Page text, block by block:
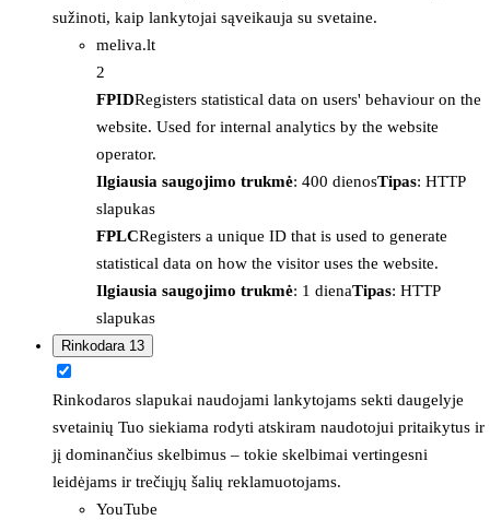
sužinoti, kaip lankytojai sąveikauja su svetaine.
meliva.lt
2
FPIDRegisters statistical data on users' behaviour on the
website. Used for internal analytics by the website
operator.
Ilgiausia saugojimo trukmė: 400 dienosTipas: HTTP
slapukas
FPLCRegisters a unique ID that is used to generate
statistical data on how the visitor uses the website.
Ilgiausia saugojimo trukmė: 1 dienaTipas: HTTP
slapukas
Rinkodara 13
Rinkodaros slapukai naudojami lankytojams sekti daugelyje
svetainių Tuo siekiama rodyti atskiram naudotojui pritaikytus ir
jį dominančius skelbimus – tokie skelbimai vertingesni
leidėjams ir trečiųjų šalių reklamuotojams.
YouTube